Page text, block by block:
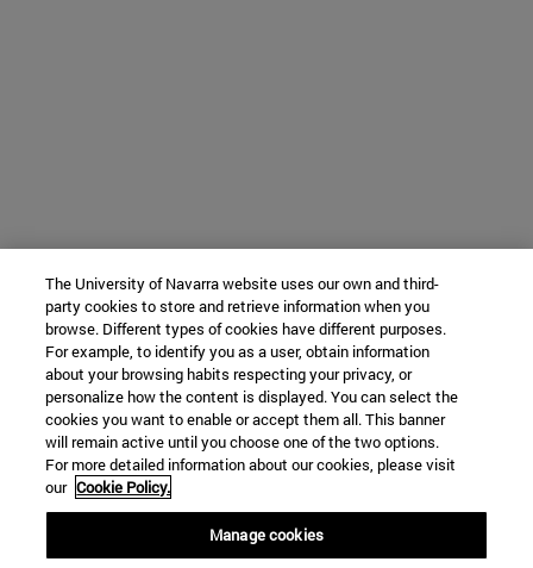
The University of Navarra website uses our own and third-
party cookies to store and retrieve information when you
browse. Different types of cookies have different purposes.
For example, to identify you as a user, obtain information
about your browsing habits respecting your privacy, or
personalize how the content is displayed. You can select the
cookies you want to enable or accept them all. This banner
will remain active until you choose one of the two options.
For more detailed information about our cookies, please visit
our Cookie Policy.
Manage cookies